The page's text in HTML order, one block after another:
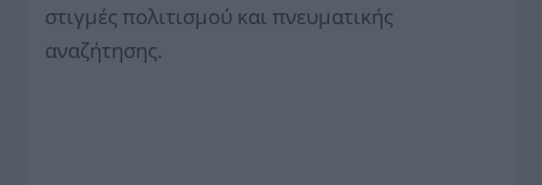
στιγμές πολιτισμού και πνευματικής
αναζήτησης.